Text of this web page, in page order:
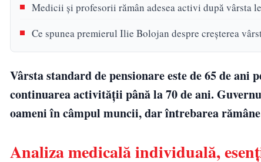
Medicii și profesorii rămân adesea activi după vârsta
Ce spunea premierul Ilie Bolojan despre creșterea
Vârsta standard de pensionare este de 65 de
continuarea activității până la 70 de ani.
oameni în câmpul muncii, dar întrebarea
Analiza medicală individuală,